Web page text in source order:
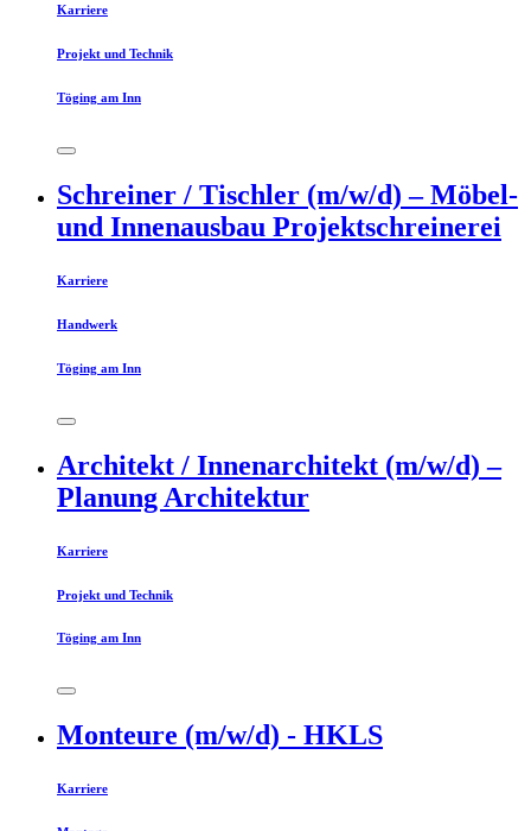
Karriere
Projekt und Technik
Töging am Inn
Schreiner / Tischler (m/w/d) – Möbel-
und Innenausbau Projektschreinerei
Karriere
Handwerk
Töging am Inn
Architekt / Innenarchitekt (m/w/d) –
Planung Architektur
Karriere
Projekt und Technik
Töging am Inn
Monteure (m/w/d) - HKLS
Karriere